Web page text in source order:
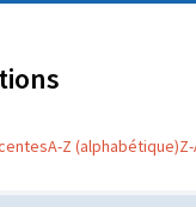
A-Z (alphabétique)